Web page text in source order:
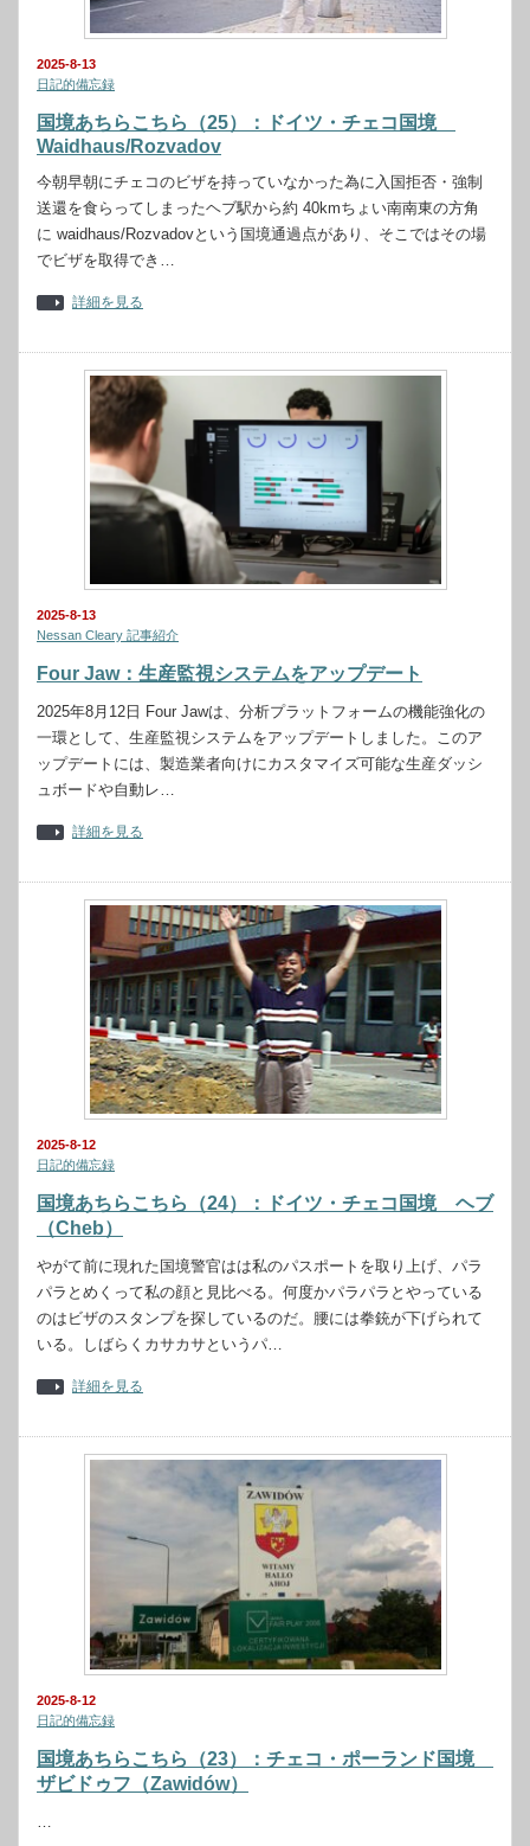
2025-8-13
日記的備忘録
国境あちらこちら（25）：ドイツ・チェコ国境
Waidhaus/Rozvadov
今朝早朝にチェコのビザを持っていなかった為に入国拒否・強制
送還を食らってしまったヘブ駅から約 40kmちょい南南東の方角
に waidhaus/Rozvadovという国境通過点があり、そこではその場
でビザを取得でき…
詳細を見る
2025-8-13
Nessan Cleary 記事紹介
Four Jaw：生産監視システムをアップデート
2025年8月12日 Four Jawは、分析プラットフォームの機能強化の
一環として、生産監視システムをアップデートしました。このア
ップデートには、製造業者向けにカスタマイズ可能な生産ダッシ
ュボードや自動レ…
詳細を見る
2025-8-12
日記的備忘録
国境あちらこちら（24）：ドイツ・チェコ国境 ヘブ
（Cheb）
やがて前に現れた国境警官はは私のパスポートを取り上げ、パラ
パラとめくって私の顔と見比べる。何度かパラパラとやっている
のはビザのスタンプを探しているのだ。腰には拳銃が下げられて
いる。しばらくカサカサというパ…
詳細を見る
2025-8-12
日記的備忘録
国境あちらこちら（23）：チェコ・ポーランド国境
ザビドゥフ（Zawidów）